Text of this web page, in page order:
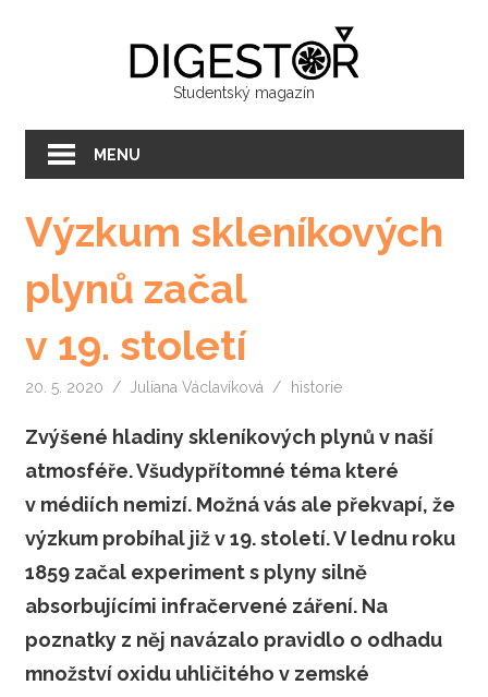
Studentský magazín
MENU
Výzkum skleníkových
plynů začal
v 19. století
20. 5. 2020 Juliana Václavíková historie
Zvýšené hladiny skleníkových plynů v naší
atmosféře. Všudypřítomné téma které
v médiích nemizí. Možná vás ale překvapí, že
výzkum probíhal již v 19. století. V lednu roku
1859 začal experiment s plyny silně
absorbujícími infračervené záření. Na
poznatky z něj navázalo pravidlo o odhadu
množství oxidu uhličitého v zemské